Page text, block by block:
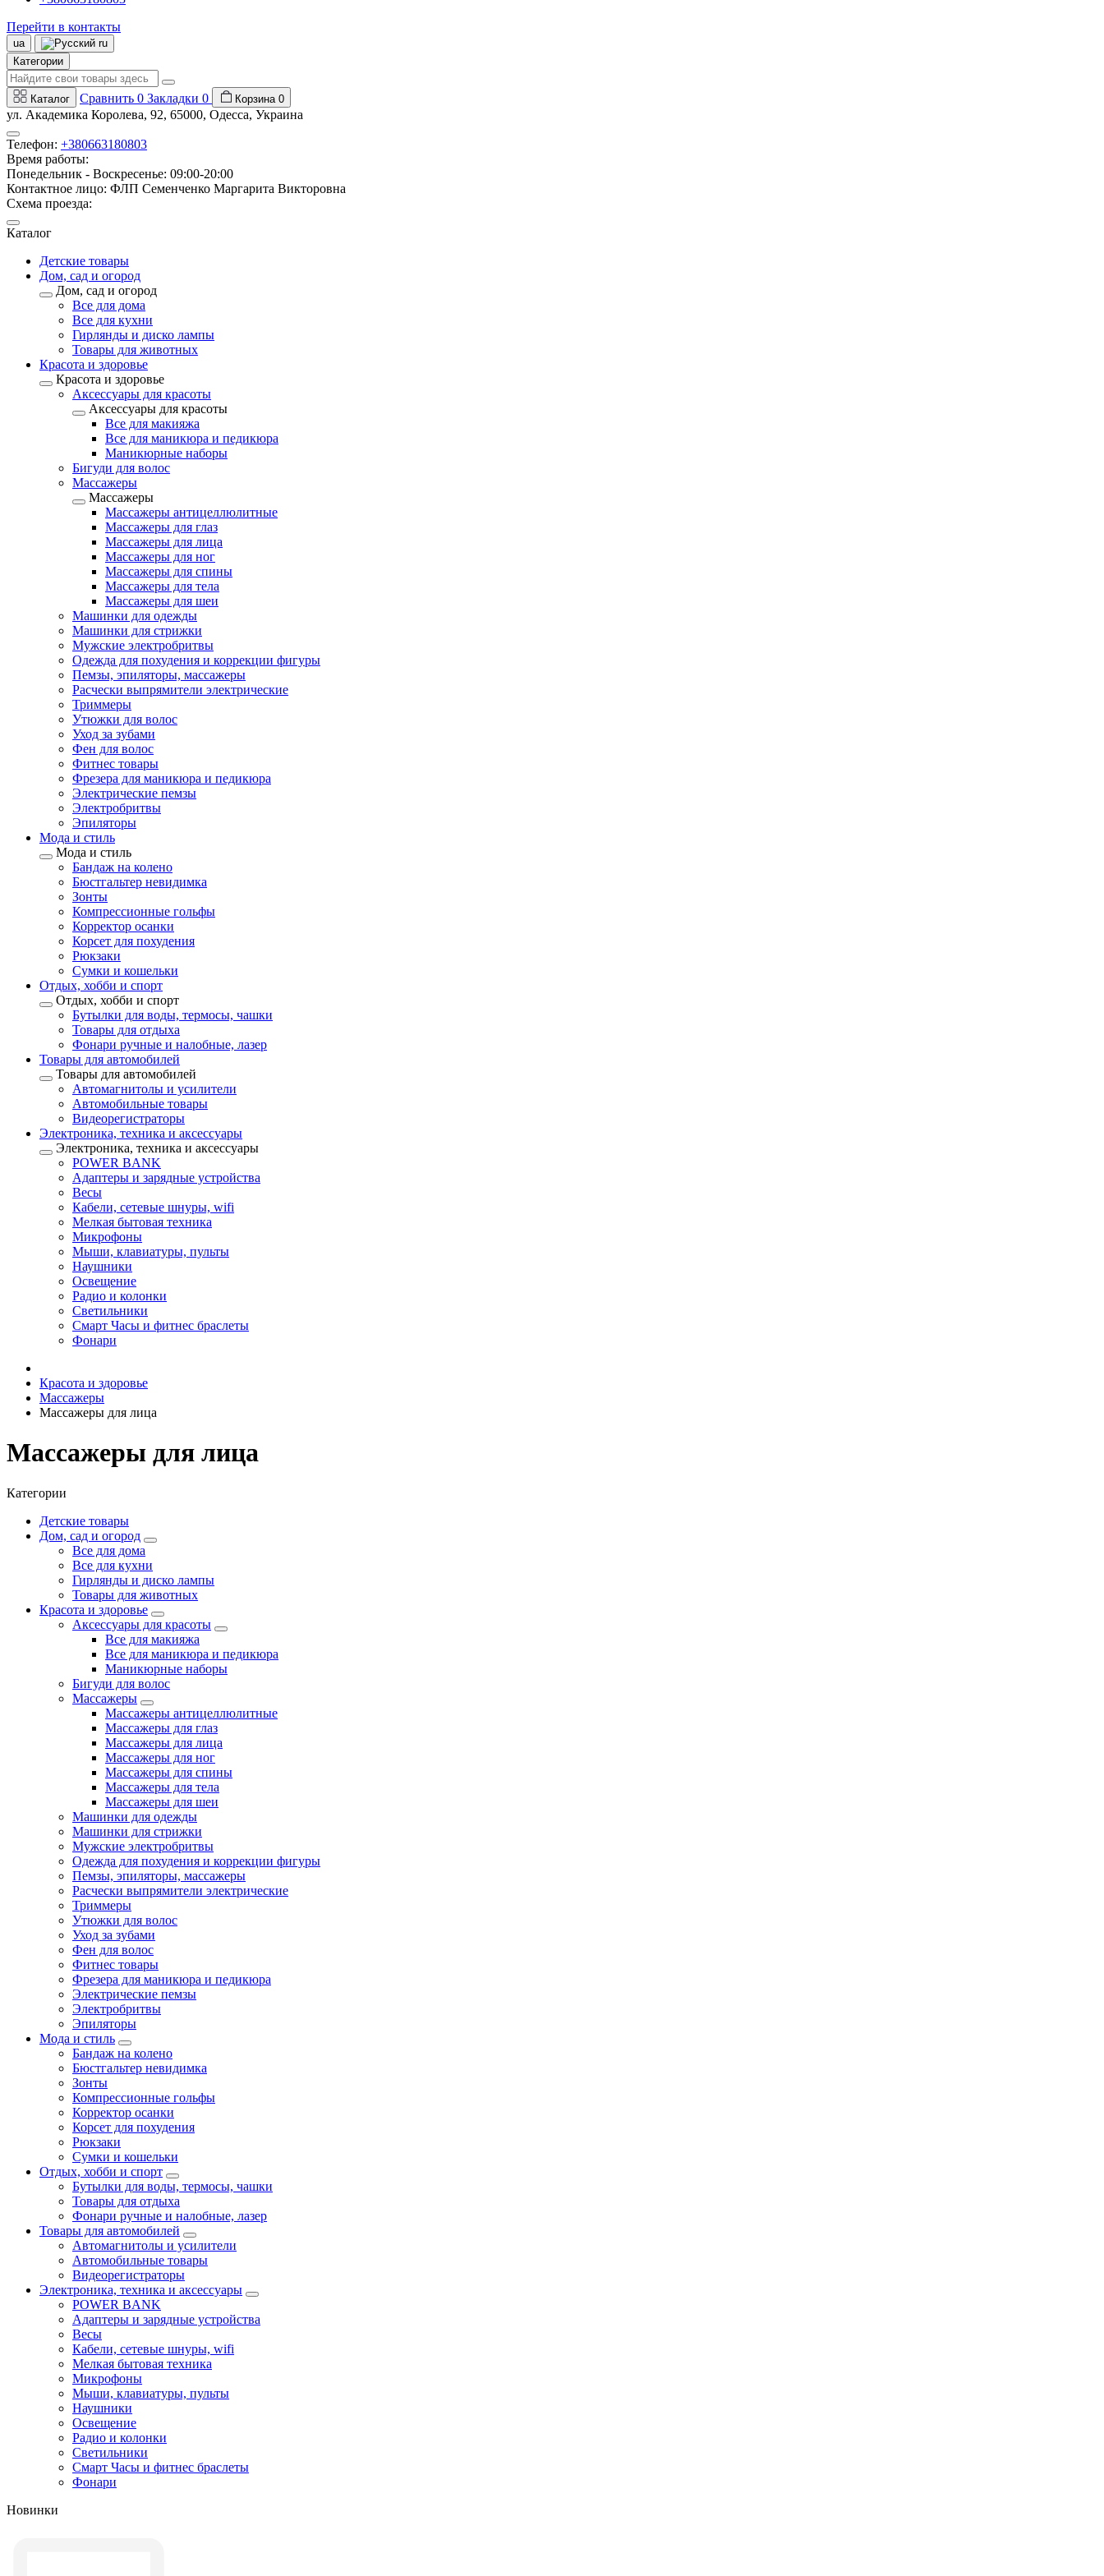
Перейти в контакты
ua
ru
Категории
Каталог Сравнить 0 Закладки 0 Корзина 0
ул. Академика Королева, 92, 65000, Одесса, Украина
Телефон: +380663180803
Время работы:
Понедельник - Воскресенье: 09:00-20:00
Контактное лицо: ФЛП Семенченко Маргарита Викторовна
Схема проезда:
Каталог
Детские товары
Дом, сад и огород
Дом, сад и огород
Все для дома
Все для кухни
Гирлянды и диско лампы
Товары для животных
Красота и здоровье
Красота и здоровье
Аксессуары для красоты
Аксессуары для красоты
Все для макияжа
Все для маникюра и педикюра
Маникюрные наборы
Бигуди для волос
Массажеры
Массажеры
Массажеры антицеллюлитные
Массажеры для глаз
Массажеры для лица
Массажеры для ног
Массажеры для спины
Массажеры для тела
Массажеры для шеи
Машинки для одежды
Машинки для стрижки
Мужские электробритвы
Одежда для похудения и коррекции фигуры
Пемзы, эпиляторы, массажеры
Расчески выпрямители электрические
Триммеры
Утюжки для волос
Уход за зубами
Фен для волос
Фитнес товары
Фрезера для маникюра и педикюра
Электрические пемзы
Электробритвы
Эпиляторы
Мода и стиль
Мода и стиль
Бандаж на колено
Бюстгальтер невидимка
Зонты
Компрессионные гольфы
Корректор осанки
Корсет для похудения
Рюкзаки
Сумки и кошельки
Отдых, хобби и спорт
Отдых, хобби и спорт
Бутылки для воды, термосы, чашки
Товары для отдыха
Фонари ручные и налобные, лазер
Товары для автомобилей
Товары для автомобилей
Автомагнитолы и усилители
Автомобильные товары
Видеорегистраторы
Электроника, техника и аксессуары
Электроника, техника и аксессуары
POWER BANK
Адаптеры и зарядные устройства
Весы
Кабели, сетевые шнуры, wifi
Мелкая бытовая техника
Микрофоны
Мыши, клавиатуры, пульты
Наушники
Освещение
Радио и колонки
Светильники
Смарт Часы и фитнес браслеты
Фонари
Красота и здоровье
Массажеры
Массажеры для лица
Массажеры для лица
Категории
Детские товары
Дом, сад и огород
Все для дома
Все для кухни
Гирлянды и диско лампы
Товары для животных
Красота и здоровье
Аксессуары для красоты
Все для макияжа
Все для маникюра и педикюра
Маникюрные наборы
Бигуди для волос
Массажеры
Массажеры антицеллюлитные
Массажеры для глаз
Массажеры для лица
Массажеры для ног
Массажеры для спины
Массажеры для тела
Массажеры для шеи
Машинки для одежды
Машинки для стрижки
Мужские электробритвы
Одежда для похудения и коррекции фигуры
Пемзы, эпиляторы, массажеры
Расчески выпрямители электрические
Триммеры
Утюжки для волос
Уход за зубами
Фен для волос
Фитнес товары
Фрезера для маникюра и педикюра
Электрические пемзы
Электробритвы
Эпиляторы
Мода и стиль
Бандаж на колено
Бюстгальтер невидимка
Зонты
Компрессионные гольфы
Корректор осанки
Корсет для похудения
Рюкзаки
Сумки и кошельки
Отдых, хобби и спорт
Бутылки для воды, термосы, чашки
Товары для отдыха
Фонари ручные и налобные, лазер
Товары для автомобилей
Автомагнитолы и усилители
Автомобильные товары
Видеорегистраторы
Электроника, техника и аксессуары
POWER BANK
Адаптеры и зарядные устройства
Весы
Кабели, сетевые шнуры, wifi
Мелкая бытовая техника
Микрофоны
Мыши, клавиатуры, пульты
Наушники
Освещение
Радио и колонки
Светильники
Смарт Часы и фитнес браслеты
Фонари
Новинки